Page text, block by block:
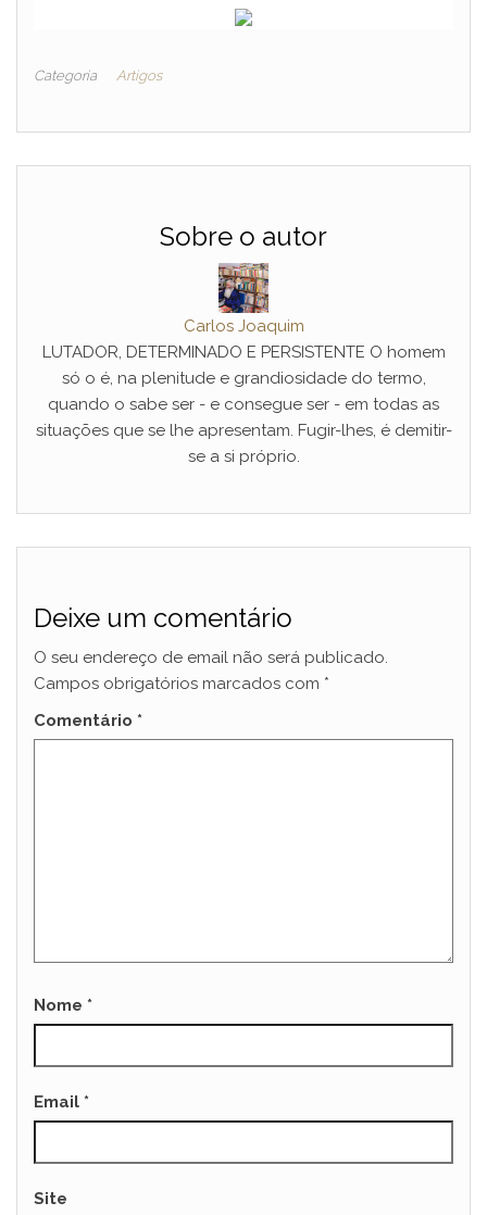
Categoria Artigos
Sobre o autor
Carlos Joaquim
LUTADOR, DETERMINADO E PERSISTENTE O homem
só o é, na plenitude e grandiosidade do termo,
quando o sabe ser - e consegue ser - em todas as
situações que se lhe apresentam. Fugir-lhes, é demitir-
se a si próprio.
Deixe um comentário
O seu endereço de email não será publicado.
Campos obrigatórios marcados com *
Comentário *
Nome *
Email *
Site